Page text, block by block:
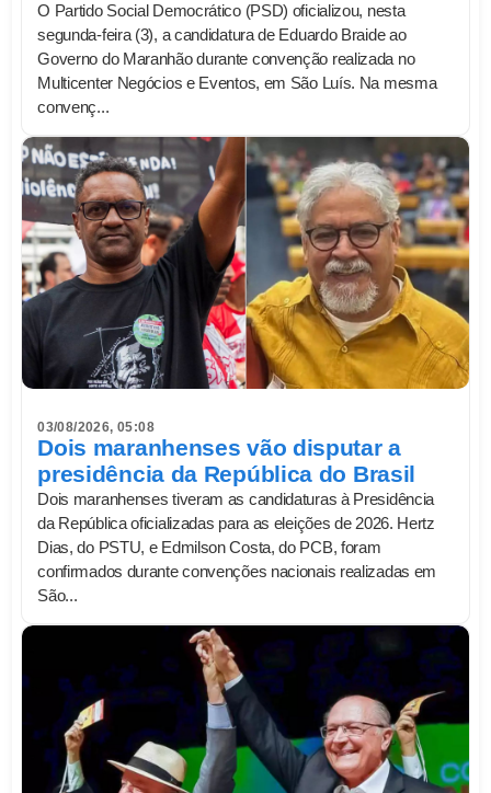
O Partido Social Democrático (PSD) oficializou, nesta
segunda-feira (3), a candidatura de Eduardo Braide ao
Governo do Maranhão durante convenção realizada no
Multicenter Negócios e Eventos, em São Luís. Na mesma
convenç...
03/08/2026, 05:08
Dois maranhenses vão disputar a
presidência da República do Brasil
Dois maranhenses tiveram as candidaturas à Presidência
da República oficializadas para as eleições de 2026. Hertz
Dias, do PSTU, e Edmilson Costa, do PCB, foram
confirmados durante convenções nacionais realizadas em
São...